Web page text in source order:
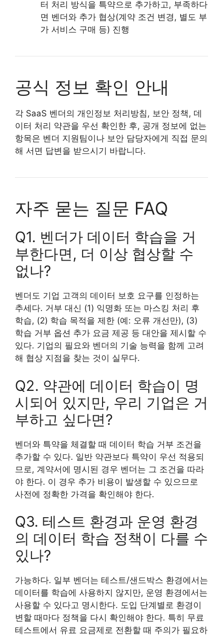
터 처리 방식을 특약으로 추가하고, 부족하다
면 벤더와 추가 협상(계약 조건 변경, 별도 부
가 서비스 구매 등) 진행
공식 정보 확인 안내
각 SaaS 벤더의 개인정보 처리방침, 보안 정책, 데
이터 처리 약관을 우선 확인한 후, 공개 정보에 없는
항목은 벤더 지원팀이나 보안 담당자에게 직접 문의
해 서면 답변을 받으시기 바랍니다.
자주 묻는 질문 FAQ
Q1. 벤더가 데이터 학습을 거
부한다면, 더 이상 협상할 수
없나?
벤더도 기업 고객의 데이터 보호 요구를 인정하는
추세다. 거부 대신 (1) 익명화 또는 마스킹 처리 후
학습, (2) 학습 목적을 제한 (예: 오류 개선만), (3)
학습 거부 옵션 추가 요금 제공 등 대안을 제시할 수
있다. 기업의 필요와 벤더의 기술 능력을 함께 고려
해 협상 지점을 찾는 것이 실무다.
Q2. 약관에 데이터 학습이 명
시되어 있지만, 우리 기업은 거
부하고 싶다면?
벤더와 특약을 체결할 때 데이터 학습 거부 조건을
추가할 수 있다. 일반 약관보다 특약이 우선 적용되
므로, 계약서에 명시된 경우 벤더는 그 조건을 따라
야 한다. 이 경우 추가 비용이 발생할 수 있으므로
사전에 정확한 가격을 확인해야 한다.
Q3. 테스트 환경과 운영 환경
의 데이터 학습 정책이 다를 수
있나?
가능하다. 일부 벤더는 테스트/샌드박스 환경에서는
데이터를 학습에 사용하지 않지만, 운영 환경에서는
사용할 수 있다고 명시한다. 도입 단계별로 환경이
변할 때마다 정책을 다시 확인해야 한다. 특히 무료
테스트에서 유료 요금제로 전환할 때 주의가 필요하